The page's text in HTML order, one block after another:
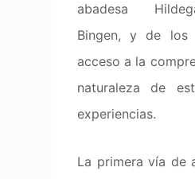
abadesa
Bingen, y de los
acceso a la
naturaleza de
experiencias.
La primera vía de